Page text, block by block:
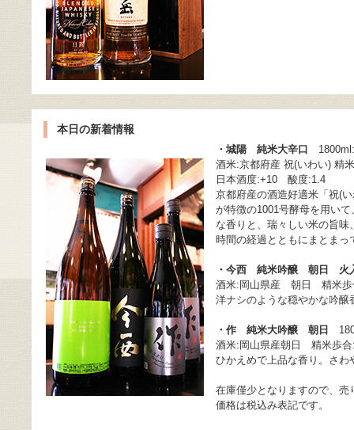
本日の新着情報
・城陽 純米大辛口
酒米:京都府産 祝(いわい) 精
日本酒度:+10 酸度:1.4
京都府産の酒造好適米「祝(
が特徴の1001号酵母を用い
な香りと、瑞々しい米の旨
時間の経過とともにまとま
・今西 純米吟醸 朝日 火
酒米:岡山県産 朝日 精米歩
洋ナシのような穏やかな吟
・作 純米大吟醸 朝日
酒米:岡山県産朝日 精米歩合
ひかえめで上品な香り。さ
在庫僅少となりますので、
価格は税込み表記です。